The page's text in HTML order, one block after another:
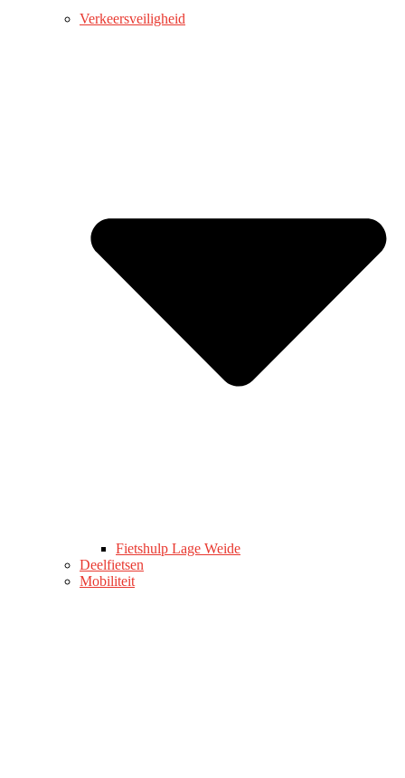
Verkeersveiligheid
Fietshulp Lage Weide
Deelfietsen
Mobiliteit